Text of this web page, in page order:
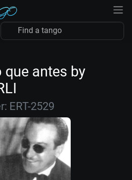
antes by
ERT-2529